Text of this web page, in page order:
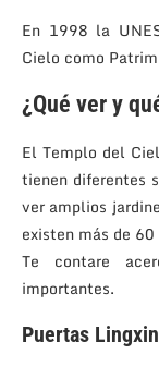
En 1998 la
Cielo como
¿Qué ver y
El Templo del
tienen diferentes
ver amplios
existen más de
Te contare
importantes.
Puertas